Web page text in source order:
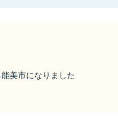
美市になりました